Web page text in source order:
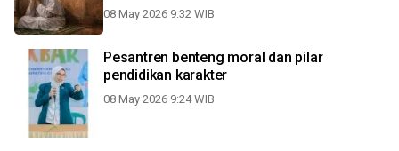
08 May 2026 9:32 WIB
Pesantren benteng moral dan pilar
pendidikan karakter
08 May 2026 9:24 WIB